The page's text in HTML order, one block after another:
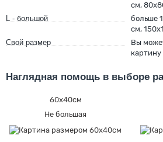
см,
L - большой
больше
см,
Свой размер
Вы
Наглядная помощь в выборе
60х40см
Не большая